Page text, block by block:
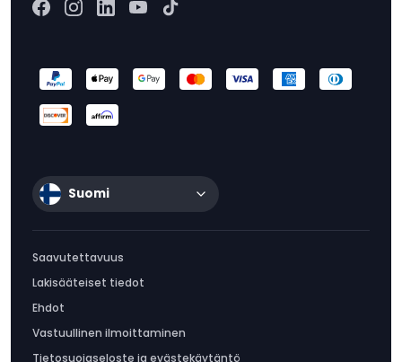
Suomi
Saavutettavuus
Lakisääteiset tiedot
Ehdot
Vastuullinen ilmoittaminen
Tietosuojaseloste ja evästekäytäntö